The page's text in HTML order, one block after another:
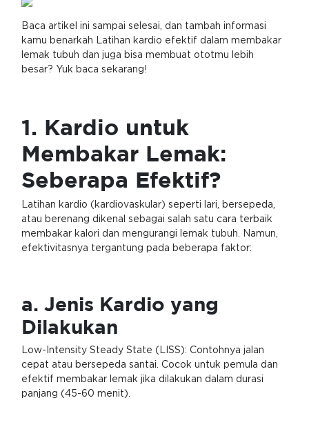
Baca artikel ini sampai selesai, dan tambah informasi
kamu benarkah Latihan kardio efektif dalam membakar
lemak tubuh dan juga bisa membuat ototmu lebih
besar? Yuk baca sekarang!
1. Kardio untuk
Membakar Lemak:
Seberapa Efektif?
Latihan kardio (kardiovaskular) seperti lari, bersepeda,
atau berenang dikenal sebagai salah satu cara terbaik
membakar kalori dan mengurangi lemak tubuh. Namun,
efektivitasnya tergantung pada beberapa faktor:
a. Jenis Kardio yang
Dilakukan
Low-Intensity Steady State (LISS): Contohnya jalan
cepat atau bersepeda santai. Cocok untuk pemula dan
efektif membakar lemak jika dilakukan dalam durasi
panjang (45-60 menit).